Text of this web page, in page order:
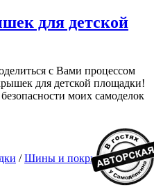
для детской
с Вами процессом
для детской площадки!
моих самоделок
/Шины и покрышки 1-11-